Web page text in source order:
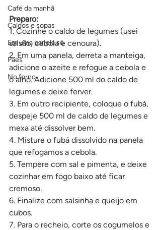
Café da manhã
Caldos e sopas
Em uma panela só
Pães
No forno
Preparo:
1. Cozinhe o caldo de legumes (usei
salsão, cebola e cenoura).
2. Em uma panela, derreta a manteiga,
adicione o azeite e refogue a cebola e
o alho. Adicione 500 ml do caldo de
legumes e deixe ferver.
3. Em outro recipiente, coloque o fubá,
despeje 500 ml de caldo de legumes e
mexa até dissolver bem.
4. Misture o fubá dissolvido na panela
que refogamos a cebola.
5. Tempere com sal e pimenta, e deixe
cozinhar em fogo baixo até ficar
cremoso.
6. Finalize com salsinha e queijo em
cubos.
7. Para o recheio, corte os cogumelos e